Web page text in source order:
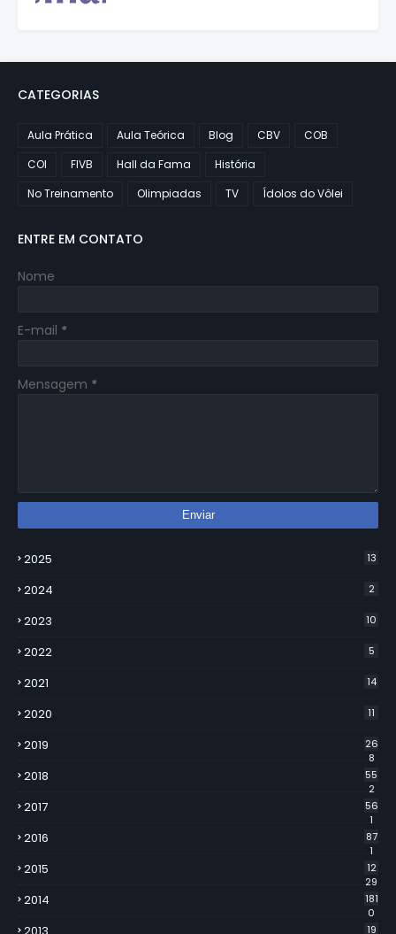
CATEGORIAS
Aula Prática Aula Teórica Blog CBV
COB
COI
FIVB Hall da Fama
História
No Treinamento
Olimpiadas TV Ídolos do Vôlei
ENTRE EM CONTATO
Nome
E-mail *
Mensagem *
2025 13
2024 2
2023 10
2022 5
2021 14
2020 11
2019
26
8
2018
55
2
2017
56
1
2016
87
1
2015
12
29
2014
181
0
19